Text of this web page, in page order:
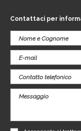
Contattaci per